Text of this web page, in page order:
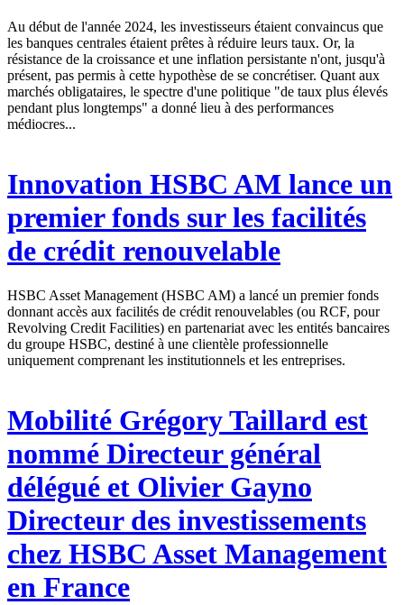
Au début de l'année 2024, les investisseurs étaient convaincus que
les banques centrales étaient prêtes à réduire leurs taux. Or, la
résistance de la croissance et une inflation persistante n'ont, jusqu'à
présent, pas permis à cette hypothèse de se concrétiser. Quant aux
marchés obligataires, le spectre d'une politique "de taux plus élevés
pendant plus longtemps" a donné lieu à des performances
médiocres...
Innovation HSBC AM lance un
premier fonds sur les facilités
de crédit renouvelable
HSBC Asset Management (HSBC AM) a lancé un premier fonds
donnant accès aux facilités de crédit renouvelables (ou RCF, pour
Revolving Credit Facilities) en partenariat avec les entités bancaires
du groupe HSBC, destiné à une clientèle professionnelle
uniquement comprenant les institutionnels et les entreprises.
Mobilité Grégory Taillard est
nommé Directeur général
délégué et Olivier Gayno
Directeur des investissements
chez HSBC Asset Management
en France